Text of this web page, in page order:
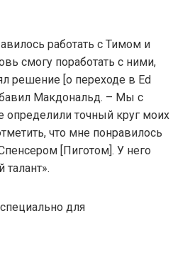
работать с Тимом и
смогу поработать с ними,
решение [о переходе в Ed
Макдональд. – Мы с
определили точный круг моих
что мне понравилось
[Пиготом]. У него
для